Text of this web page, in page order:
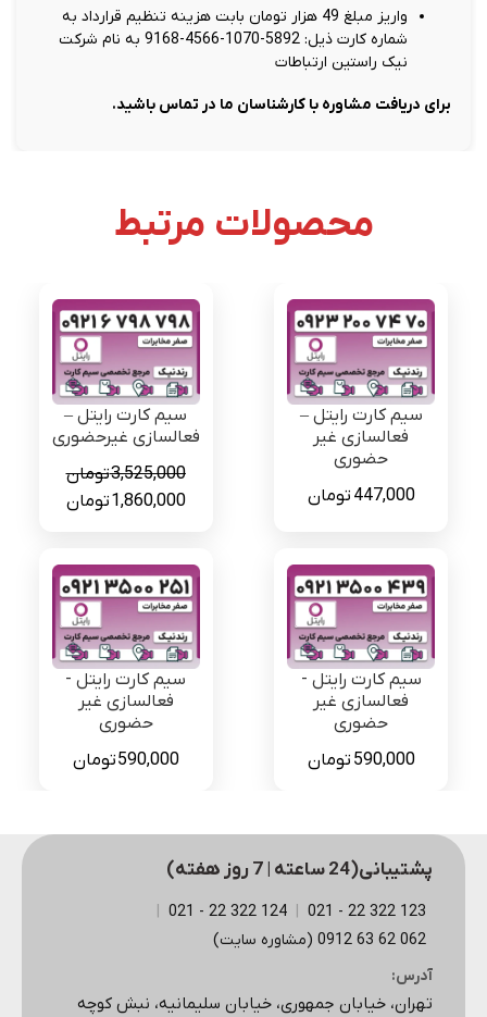
واریز مبلغ 49 هزار تومان بابت هزینه تنظیم قرارداد به
شماره کارت ذیل: 5892-1070-4566-9168 به نام شرکت
نیک راستین ارتباطات
برای دریافت مشاوره با کارشناسان ما در تماس باشید.
محصولات مرتبط
سیم کارت رایتل –
فعالسازی غیر
حضوری
447,000 تومان
سیم کارت رایتل –
فعالسازی غیرحضوری
3,525,000تومان
قیمت
بود.
1,860,000تومانقیمت
است.
سیم کارت رایتل -
فعالسازی غیر
حضوری
590,000 تومان
سیم کارت رایتل -
فعالسازی غیر
حضوری
590,000تومان
پشتیبانی(24 ساعته | 7 روز هفته)
123 322 22 - 021
124 322 22 - 021
062 62 63 0912 (مشاوره سایت)
آدرس:
تهران، خیابان جمهوری، خیابان سلیمانیه، نبش کوچه